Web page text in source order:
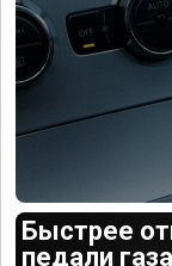
Быстрее
педали